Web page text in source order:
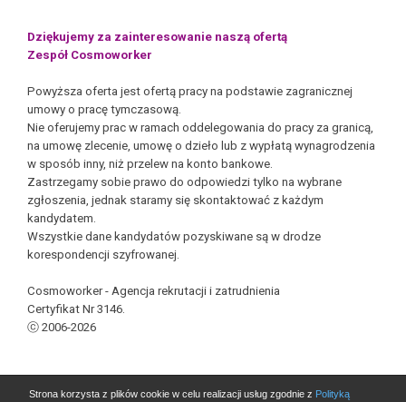
Strona korzysta z plików cookie w celu realizacji usług zgodnie z Polityką
Dziękujemy za zainteresowanie naszą ofertą
Zespół Cosmoworker
Powyższa oferta jest ofertą pracy na podstawie zagranicznej
umowy o pracę tymczasową.
Nie oferujemy prac w ramach oddelegowania do pracy za granicą,
na umowę zlecenie, umowę o dzieło lub z wypłatą wynagrodzenia
w sposób inny, niż przelew na konto bankowe.
Zastrzegamy sobie prawo do odpowiedzi tylko na wybrane
zgłoszenia, jednak staramy się skontaktować z każdym
kandydatem.
Wszystkie dane kandydatów pozyskiwane są w drodze
korespondencji szyfrowanej.
Cosmoworker - Agencja rekrutacji i zatrudnienia
Certyfikat Nr 3146.
ⓒ 2006-2026